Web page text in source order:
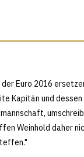
Euro 2016
Kapitän und dessen
Weinhold daher